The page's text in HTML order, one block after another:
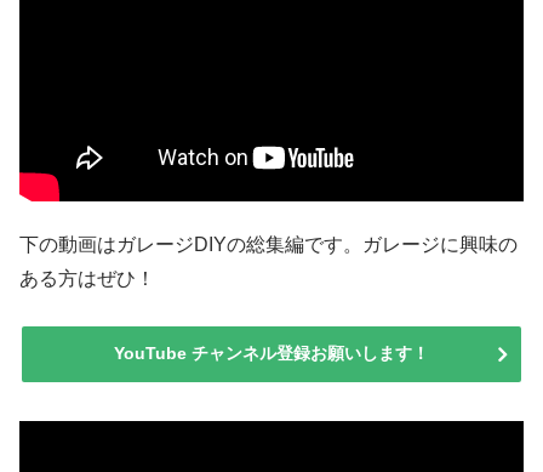
下の動画はガレージDIYの総集編です。ガレージに興味の
ある方はぜひ！
YouTube チャンネル登録お願いします！